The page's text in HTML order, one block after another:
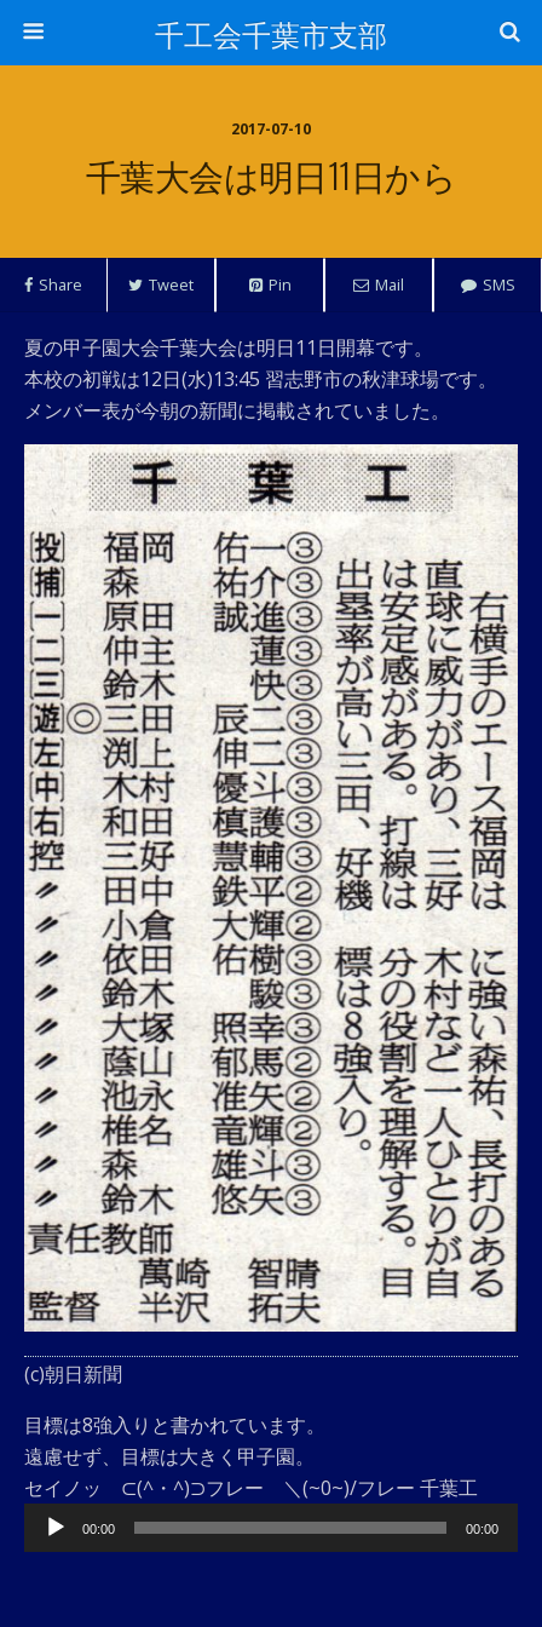
千工会千葉市支部
2017-07-10
千葉大会は明日11日から
Share Tweet Pin Mail SMS
夏の甲子園大会千葉大会は明日11日開幕です。
本校の初戦は12日(水)13:45 習志野市の秋津球場です。
メンバー表が今朝の新聞に掲載されていました。
(c)朝日新聞
目標は8強入りと書かれています。
遠慮せず、目標は大きく甲子園。
セイノッ ⊂(^・^)⊃フレー ＼(~0~)/フレー 千葉工
声
00:00 00:00